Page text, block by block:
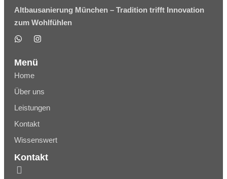
Altbausanierung München – Tradition trifft Innovation
zum Wohlfühlen
Menü
Home
Über uns
Leistungen
Kontakt
Wissenswert
Kontakt